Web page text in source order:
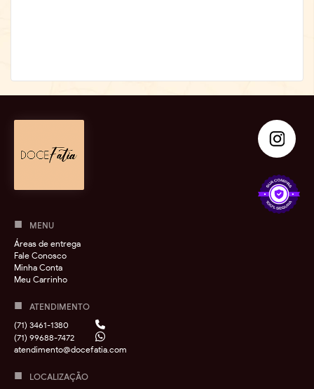
MENU
Áreas de entrega
Fale Conosco
Minha Conta
Meu Carrinho
ATENDIMENTO
(71) 3461-1380
(71) 99688-7472
atendimento@docefatia.com
LOCALIZAÇÃO